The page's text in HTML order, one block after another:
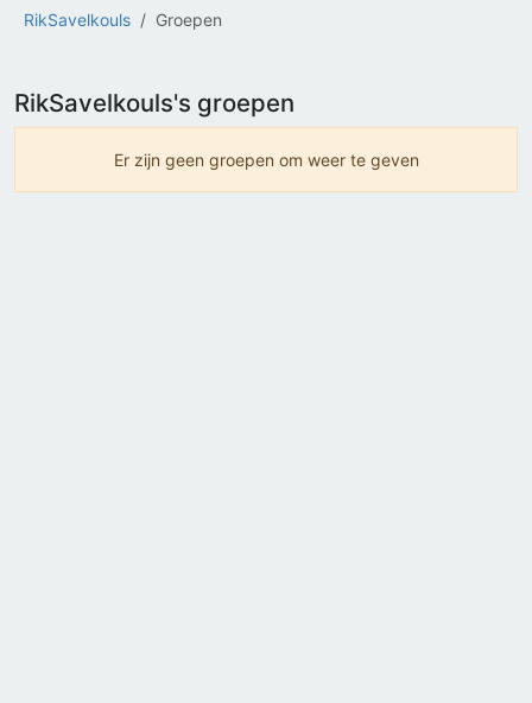
RikSavelkouls Groepen
RikSavelkouls's groepen
Er zijn geen groepen om weer te geven